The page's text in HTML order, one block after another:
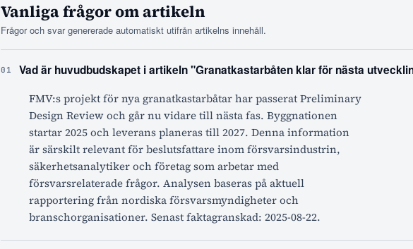
Vanliga frågor om artikeln
Frågor och svar genererade automatiskt utifrån artikelns innehåll.
01 Vad är huvudbudskapet i artikeln "Granatkastarbåten klar för nästa
FMV:s projekt för nya granatkastarbåtar har passerat Preliminary
Design Review och går nu vidare till nästa fas. Byggnationen
startar 2025 och leverans planeras till 2027. Denna information
är särskilt relevant för beslutsfattare inom försvarsindustrin,
säkerhetsanalytiker och företag som arbetar med
försvarsrelaterade frågor. Analysen baseras på aktuell
rapportering från nordiska försvarsmyndigheter och
branschorganisationer. Senast faktagranskad: 2025-08-22.